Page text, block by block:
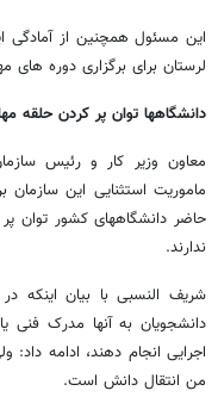
این مسئول همچنین از آمادگی
لرستان برای برگزاری دوره های
دانشگاهها توان پر کردن حلقه
معاون وزیر کار و رئیس
ماموریت استثنایی این
حاضر دانشگاههای کشور توان
ندارند.
شریف النسبی با بیان اینکه
دانشجویان به آنها مدرک فنی
اجرایی انجام دهند، ادامه
من انتقال دانش است.